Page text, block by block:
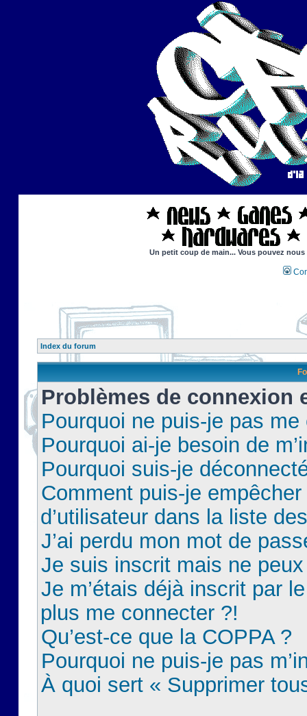
Un petit coup de main... Vous pouvez
Index du forum
Problèmes de connexion
Pourquoi ne puis-je pas
Pourquoi ai-je besoin de
Pourquoi suis-je
Comment puis-je
d’utilisateur dans la liste
J’ai perdu mon mot de
Je suis inscrit mais ne
Je m’étais déjà inscrit par
plus me connecter ?!
Qu’est-ce que la COPPA ?
Pourquoi ne puis-je pas
À quoi sert « Supprimer